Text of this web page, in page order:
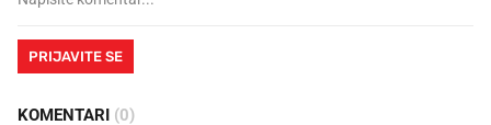
PRIJAVITE SE
KOMENTARI (0)